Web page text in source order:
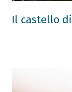
Il castello